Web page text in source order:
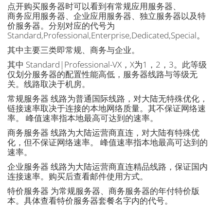
点开购买服务器时可以看到有常规应用服务器、
商务应用服务器、企业应用服务器、独立服务器以及特
价服务器。分别对应的代号为
Standard,Professional,Enterprise,Dedicated,Special。
其中主要三类即常规、商务与企业。
其中 Standard|Professional-VX，X为1，2，3。此等级
仅划分服务器的配置性能高低，服务器线路与等级无
关。线路取决于机房。
常规服务器 线路为普通国际线路，对大陆无特殊优化，
链接速率取决于连接的本地网络质量。其不保证网络速
率。 峰值速率指本地最高可达到的速率。
商务服务器 线路为大陆运营商直连，对大陆有特殊优
化，但不保证网络速率。 峰值速率指本地最高可达到的
速率。
企业服务器 线路为大陆运营商直连精品线路，保证国内
连接速率。购买后查看邮件使用方式。
特价服务器 为常规服务器、商务服务器的年付特价版
本。具体查看特价服务器套餐名字内的代号。